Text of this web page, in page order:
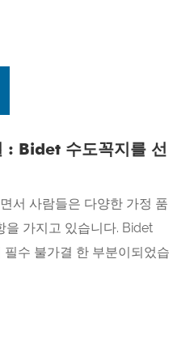
: Bidet 수도꼭지를 선
서 사람들은 다양한 가정 품
을 가지고 있습니다. Bidet
수 불가결 한 부분이되었습